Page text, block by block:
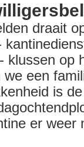
draait
klussen op
we een
is
er weer